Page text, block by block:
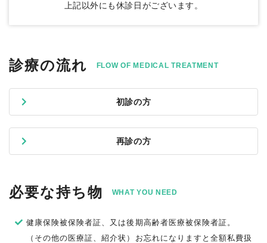
上記以外にも休診日がございます。
診療の流れ FLOW OF MEDICAL TREATMENT
初診の方
再診の方
必要な持ち物 WHAT YOU NEED
健康保険被保険者証、又は後期高齢者医療被保険者証。
（その他の医療証、紹介状）お忘れになりますと全額私費扱